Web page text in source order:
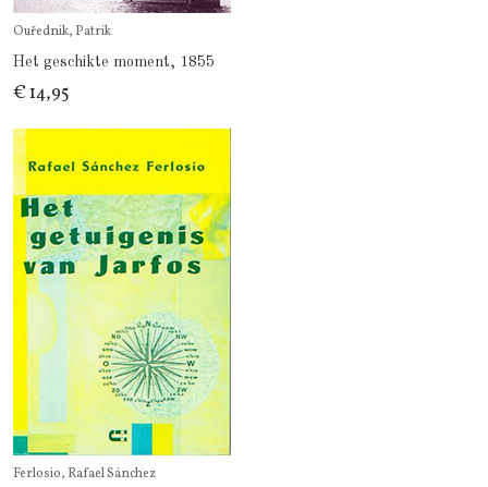
Ouřednik, Patrik
Het geschikte moment, 1855
€ 14,95
Ferlosio, Rafael Sánchez